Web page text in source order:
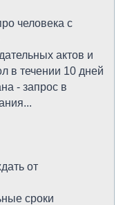
человека с
актов и
в течении 10 дней
- запрос в
от
сроки